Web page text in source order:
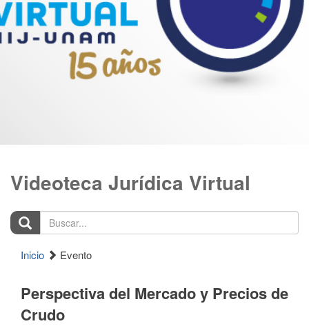
Videoteca Jurídica Virtual
Buscar...
Inicio Evento
Perspectiva del Mercado y Precios de
Crudo